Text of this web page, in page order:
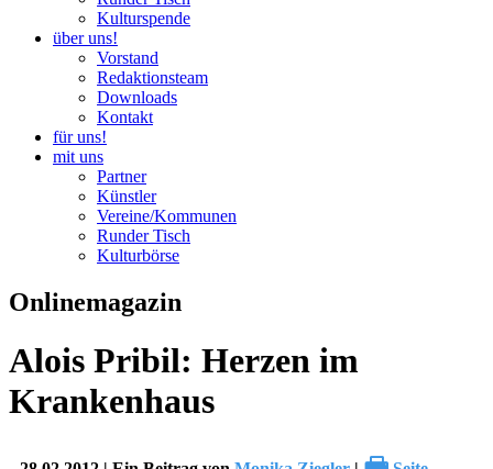
Kulturspende
über uns!
Vorstand
Redaktionsteam
Downloads
Kontakt
für uns!
mit uns
Partner
Künstler
Vereine/Kommunen
Runder Tisch
Kulturbörse
Onlinemagazin
Alois Pribil: Herzen im
Krankenhaus